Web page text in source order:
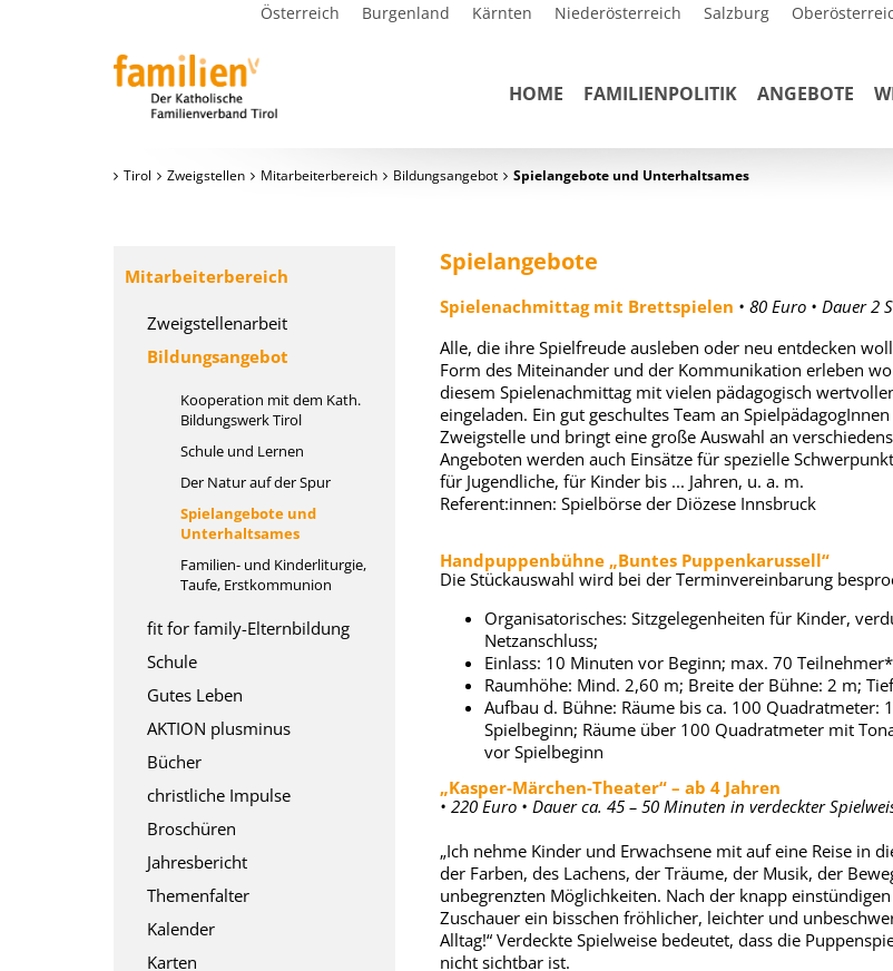
Österreich Burgenland Kärnten Niederösterreich Salzburg
HOME FAMILIENPOLITIK ANGEBOTE
Tirol Zweigstellen Mitarbeiterbereich Bildungsangebot Spielangebote und Unterhaltsames
Spielangebote
Spielenachmittag mit Brettspielen • 80 Euro • Dauer 2
Alle, die ihre Spielfreude ausleben oder neu entdecken
Form des Miteinander und der Kommunikation erleben
diesem Spielenachmittag mit vielen pädagogisch
eingeladen. Ein gut geschultes Team an
Zweigstelle und bringt eine große Auswahl an
Angeboten werden auch Einsätze für spezielle
für Jugendliche, für Kinder bis ... Jahren, u. a. m.
Referent:innen: Spielbörse der Diözese Innsbruck
Handpuppenbühne „Buntes Puppenkarussell“
Die Stückauswahl wird bei der Terminvereinbarung
Organisatorisches: Sitzgelegenheiten für Kinder,
Netzanschluss;
Einlass: 10 Minuten vor Beginn; max. 70
Raumhöhe: Mind. 2,60 m; Breite der Bühne: 2 m;
Aufbau d. Bühne: Räume bis ca. 100 Quadratmeter:
Spielbeginn; Räume über 100 Quadratmeter mit
vor Spielbeginn
„Kasper-Märchen-Theater“ – ab 4 Jahren
• 220 Euro • Dauer ca. 45 – 50 Minuten in verdeckter
„Ich nehme Kinder und Erwachsene mit auf eine Reise in
der Farben, des Lachens, der Träume, der Musik, der
unbegrenzten Möglichkeiten. Nach der knapp
Zuschauer ein bisschen fröhlicher, leichter und
Alltag!“ Verdeckte Spielweise bedeutet, dass die
nicht sichtbar ist.
Mitarbeiterbereich
Zweigstellenarbeit
Bildungsangebot
Kooperation mit dem Kath.
Bildungswerk Tirol
Schule und Lernen
Der Natur auf der Spur
Spielangebote und
Unterhaltsames
Familien- und Kinderliturgie,
Taufe, Erstkommunion
fit for family-Elternbildung
Schule
Gutes Leben
AKTION plusminus
Bücher
christliche Impulse
Broschüren
Jahresbericht
Themenfalter
Kalender
Karten